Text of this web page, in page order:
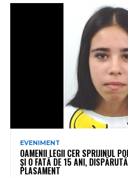
EVENIMENT
OAMENII LEGII CER SPRIJINUL
ȘI O FATĂ DE 15 ANI,
PLASAMENT